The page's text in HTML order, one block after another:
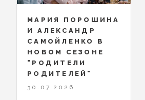
МАРИЯ ПОРОШИНА
И АЛЕКСАНДР
САМОЙЛЕНКО В
НОВОМ СЕЗОНЕ
"РОДИТЕЛИ
РОДИТЕЛЕЙ"
30.07.2026